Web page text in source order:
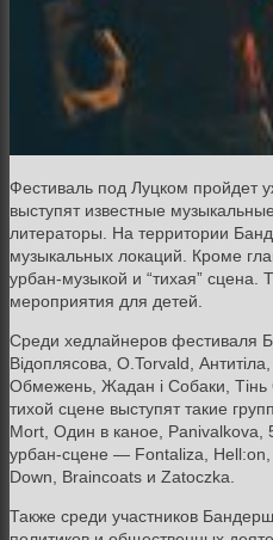
Фестиваль под Луцком пройдет
выступят известные
литераторы. На территории
музыкальных локаций. Кроме
урбан-музыкой и “тихая” сцена.
мероприятия для детей.
Среди хедлайнеров фестиваля
Відоплясова, O.Torvald,
Обмежень, Жадан і Собаки,
тихой сцене выступят такие
Mort, Один в каное, Panivalkova,
урбан-сцене — Fontaliza,
Down, Braincoats и Zatoczka.
Также среди участников